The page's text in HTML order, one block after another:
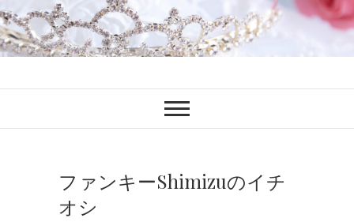
ファンブロ
ファンキーShimizuのイチ
オシ